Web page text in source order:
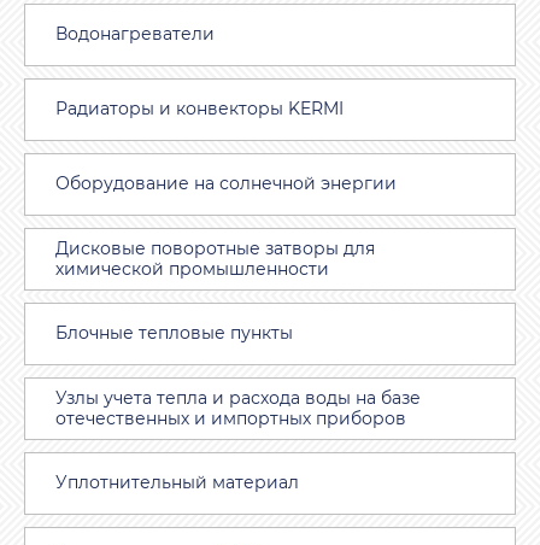
Водонагреватели
Радиаторы и конвекторы KERMI
Оборудование на солнечной энергии
Дисковые поворотные затворы для
химической промышленности
Блочные тепловые пункты
Узлы учета тепла и расхода воды на базе
отечественных и импортных приборов
Уплотнительный материал